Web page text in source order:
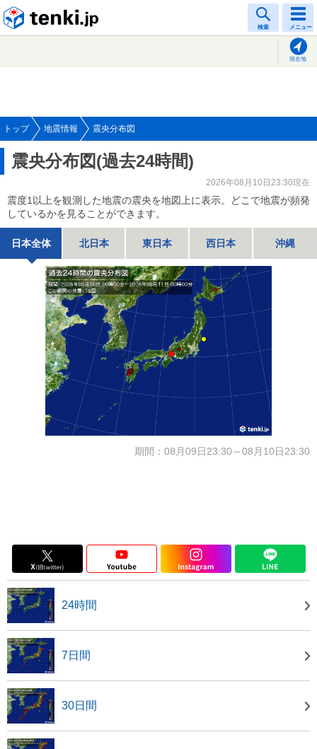
検索 メニュー
現在地
トップ 地震情報 震央分布図
震央分布図(過去24時間)
2026年08月10日23:30現在
震度1以上を観測した地震の震央を地図上に表示。どこで地震が頻発
しているかを見ることができます。
日本全体 北日本 東日本 西日本 沖縄
期間：08月09日23:30～08月10日23:30
24時間
7日間
30日間